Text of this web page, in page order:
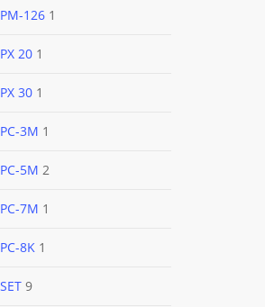
PM-126 1
PX 20 1
PX 30 1
PC-3M 1
PC-5M 2
PC-7M 1
PC-8K 1
SET 9